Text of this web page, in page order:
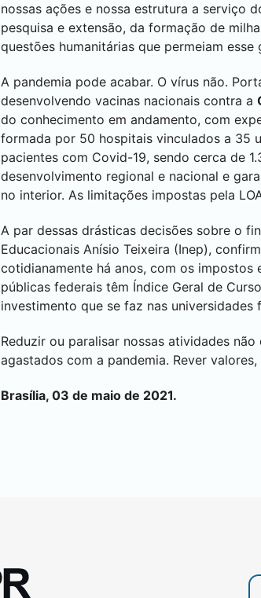
nossas ações e nossa estrutura a serviço
pesquisa e extensão, da formação de
questões humanitárias que permeiam
A pandemia pode acabar. O vírus não.
desenvolvendo vacinas nacionais contra a
do conhecimento em andamento, com
formada por 50 hospitais vinculados a 35
pacientes com Covid-19, sendo cerca de
desenvolvimento regional e nacional e
no interior. As limitações impostas pela
A par dessas drásticas decisões sobre o
Educacionais Anísio Teixeira (Inep),
cotidianamente há anos, com os
públicas federais têm Índice Geral de
investimento que se faz nas universidades
Reduzir ou paralisar nossas atividades
agastados com a pandemia. Rever
Brasília, 03 de maio de 2021.